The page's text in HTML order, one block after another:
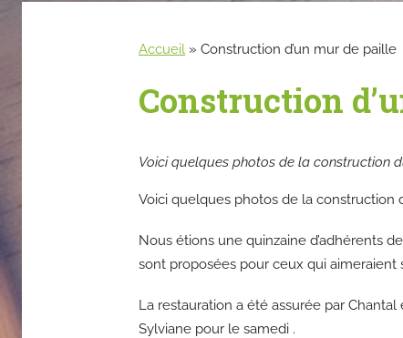
Accueil » Construction d’un mur de paille
Construction
Voici quelques photos de la construction
Voici quelques photos de la construction
Nous étions une quinzaine d’adhérents
sont proposées pour ceux qui aimeraient
La restauration a été assurée par
Sylviane pour le samedi .